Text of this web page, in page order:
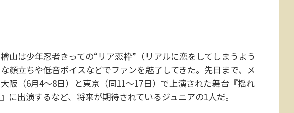
山は少年忍者きっての“リア恋枠”（リアルに恋をしてしまうよう
顔立ちや低音ボイスなどでファンを魅了してきた。先日まで、メ
阪（6月4～8日）と東京（同11～17日）で上演された舞台『揺れ
に出演するなど、将来が期待されているジュニアの1人だ。